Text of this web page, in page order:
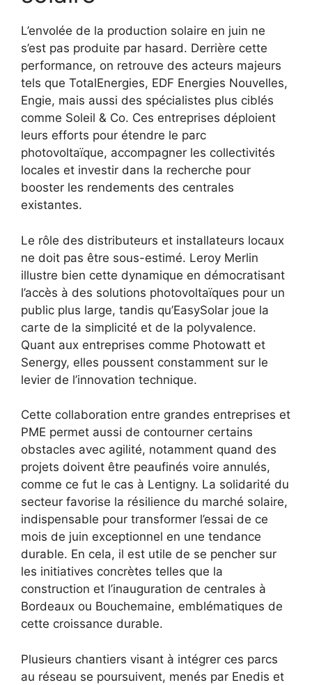
L’envolée de la production solaire en juin ne
s’est pas produite par hasard. Derrière cette
performance, on retrouve des acteurs majeurs
tels que TotalEnergies, EDF Energies Nouvelles,
Engie, mais aussi des spécialistes plus ciblés
comme Soleil & Co. Ces entreprises déploient
leurs efforts pour étendre le parc
photovoltaïque, accompagner les collectivités
locales et investir dans la recherche pour
booster les rendements des centrales
existantes.
Le rôle des distributeurs et installateurs locaux
ne doit pas être sous-estimé. Leroy Merlin
illustre bien cette dynamique en démocratisant
l’accès à des solutions photovoltaïques pour un
public plus large, tandis qu’EasySolar joue la
carte de la simplicité et de la polyvalence.
Quant aux entreprises comme Photowatt et
Senergy, elles poussent constamment sur le
levier de l’innovation technique.
Cette collaboration entre grandes entreprises et
PME permet aussi de contourner certains
obstacles avec agilité, notamment quand des
projets doivent être peaufinés voire annulés,
comme ce fut le cas à Lentigny. La solidarité du
secteur favorise la résilience du marché solaire,
indispensable pour transformer l’essai de ce
mois de juin exceptionnel en une tendance
durable. En cela, il est utile de se pencher sur
les initiatives concrètes telles que la
construction et l’inauguration de centrales à
Bordeaux ou Bouchemaine, emblématiques de
cette croissance durable.
Plusieurs chantiers visant à intégrer ces parcs
au réseau se poursuivent, menés par Enedis et